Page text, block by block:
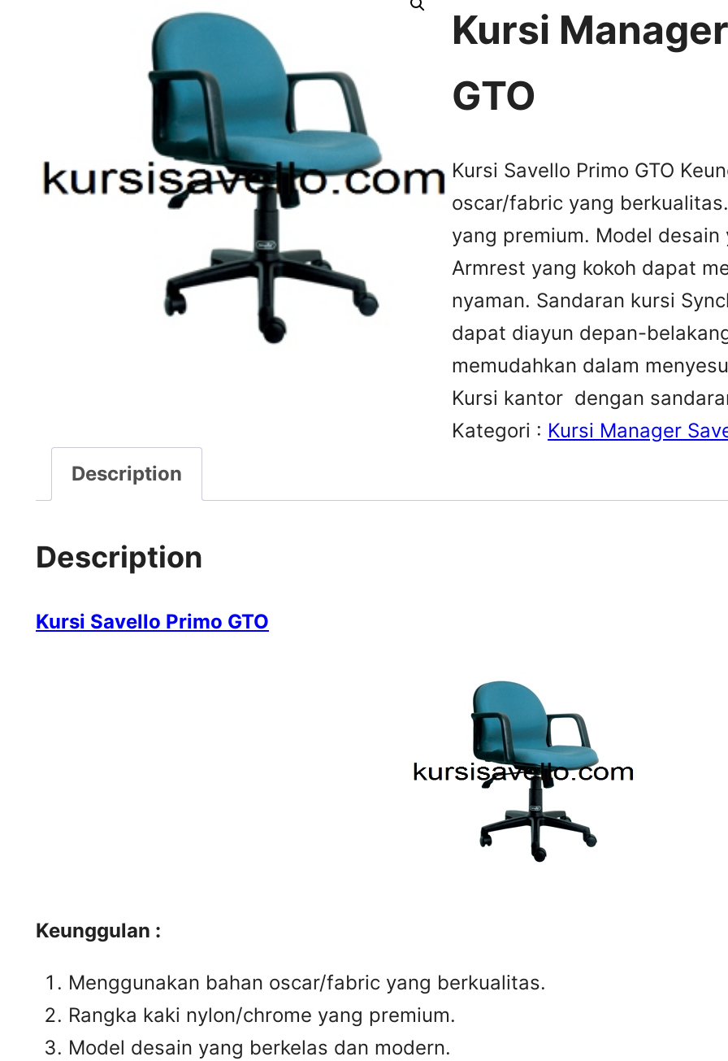
Kursi
GTO
Kursi Savello Primo GTO
oscar/fabric yang
yang premium. Model
Armrest yang kokoh dapat
nyaman. Sandaran kursi
dapat diayun depan-
memudahkan dalam
Kursi kantor dengan
Kategori : Kursi Manager
Description
Description
Kursi Savello Primo GTO
Keunggulan :
Menggunakan bahan oscar/fabric yang berkualitas.
Rangka kaki nylon/chrome yang premium.
Model desain yang berkelas dan modern.